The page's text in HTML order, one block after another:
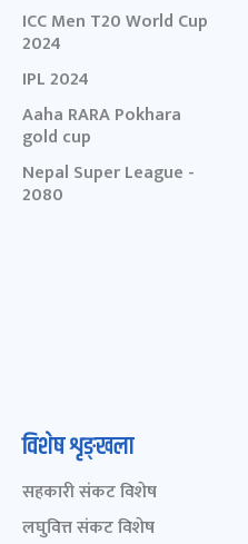
ICC Men T20 World Cup
2024
IPL 2024
Aaha RARA Pokhara
gold cup
Nepal Super League -
2080
विशेष शृङ्खला
सहकारी संकट विशेष
लघुवित्त संकट विशेष